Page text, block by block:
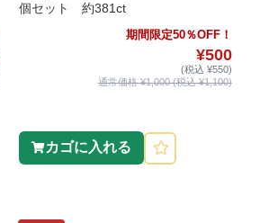
個セット 約381ct
期間限定50％OFF！
¥500
(税込 ¥550)
通常価格 ¥1,000 (税込 ¥1,100)
カゴに入れる